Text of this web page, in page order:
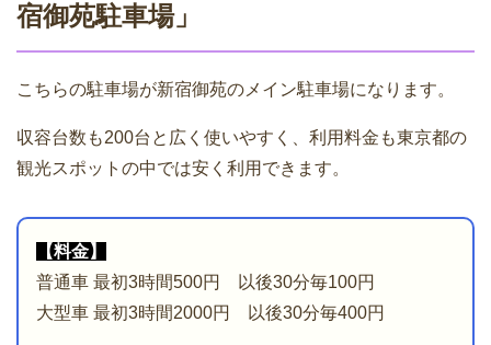
宿御苑駐車場」
こちらの駐車場が新宿御苑のメイン駐車場になります。
収容台数も200台と広く使いやすく、利用料金も東京都の
観光スポットの中では安く利用できます。
【料金】
普通車 最初3時間500円 以後30分毎100円
大型車 最初3時間2000円 以後30分毎400円